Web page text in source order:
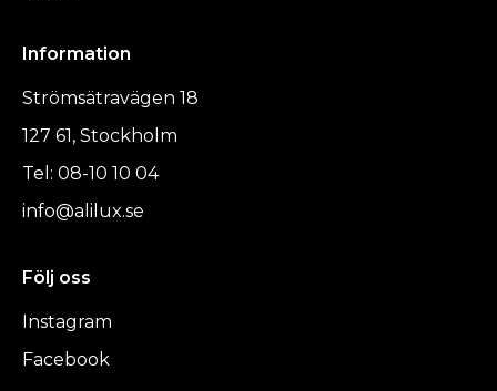
Information
Strömsätravägen 18
127 61, Stockholm
Tel: 08-10 10 04
info@alilux.se
Följ oss
Instagram
Facebook